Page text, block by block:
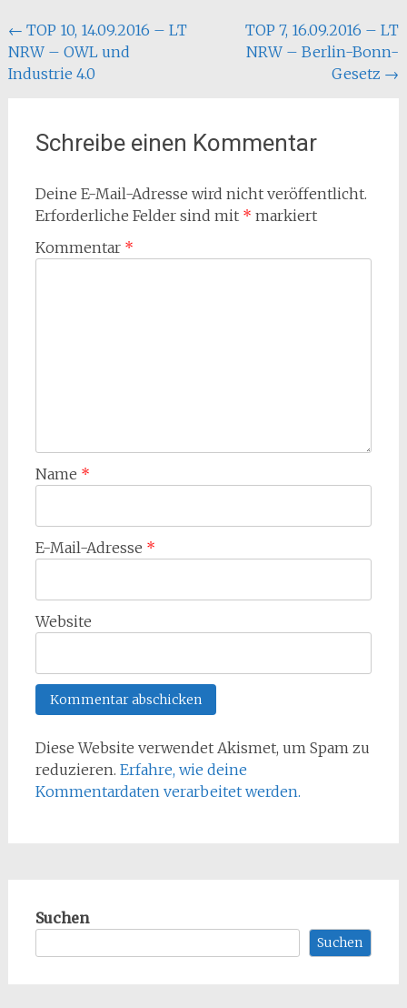
Beitragsnavigation
← TOP 10, 14.09.2016 – LT
NRW – OWL und
Industrie 4.0
TOP 7, 16.09.2016 – LT
NRW – Berlin-Bonn-
Gesetz →
Schreibe einen Kommentar
Deine E-Mail-Adresse wird nicht veröffentlicht.
Erforderliche Felder sind mit * markiert
Kommentar *
Name *
E-Mail-Adresse *
Website
Diese Website verwendet Akismet, um Spam zu
reduzieren. Erfahre, wie deine
Kommentardaten verarbeitet werden.
Suchen
Suchen